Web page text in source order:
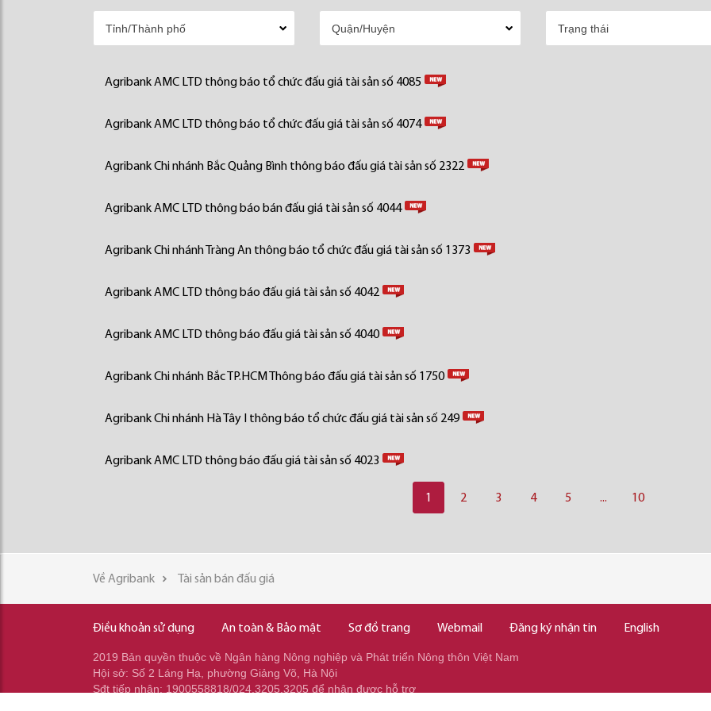
Agribank AMC LTD thông báo tổ chức đấu giá tài sản số 4085
Agribank AMC LTD thông báo tổ chức đấu giá tài sản số 4074
Agribank Chi nhánh Bắc Quảng Bình thông báo đấu giá tài sản số 2322
Agribank AMC LTD thông báo bán đấu giá tài sản số 4044
Agribank Chi nhánh Tràng An thông báo tổ chức đấu giá tài sản số 1373
Agribank AMC LTD thông báo đấu giá tài sản số 4042
Agribank AMC LTD thông báo đấu giá tài sản số 4040
Agribank Chi nhánh Bắc TP.HCM Thông báo đấu giá tài sản số 1750
Agribank Chi nhánh Hà Tây I thông báo tổ chức đấu giá tài sản số 249
Agribank AMC LTD thông báo đấu giá tài sản số 4023
1 2 3 4 5 ... 10
Về Agribank Tài sản bán đấu giá
Điều khoản sử dụng An toàn & Bảo mật Sơ đồ trang Webmail Đăng ký nhận tin English
2019 Bản quyền thuộc về Ngân hàng Nông nghiệp và Phát triển Nông thôn Việt Nam
Hội sở: Số 2 Láng Hạ, phường Giảng Võ, Hà Nội
Sđt tiếp nhận: 1900558818/024.3205.3205 để nhận được hỗ trợ